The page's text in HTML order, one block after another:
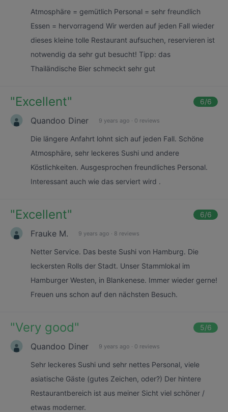
Atmosphäre = gemütlich Personal = sehr freundlich
Essen = hervorragend Wir werden auf jeden Fall wieder
dieses kleine tolle Restaurant aufsuchen, reservieren ist
notwendig da sehr gut besucht! Tipp: das
Thailändische Bier schmeckt sehr gut
"Excellent" 6/6
Quandoo Diner 9 years ago · 0 reviews
Die längere Anfahrt lohnt sich auf jeden Fall. Schöne
Atmosphäre, sehr leckeres Sushi und andere
Köstlichkeiten. Ausgesprochen freundliches Personal.
Interessant auch wie das serviert wird .
"Excellent" 6/6
Frauke M. 9 years ago · 8 reviews
Netter Service. Das beste Sushi von Hamburg. Die
leckersten Rolls der Stadt. Unser Stammlokal im
Hamburger Westen, in Blankenese. Immer wieder gerne!
Freuen uns schon auf den nächsten Besuch.
"Very good" 5/6
Quandoo Diner 9 years ago · 0 reviews
Sehr leckeres Sushi und sehr nettes Personal, viele
asiatische Gäste (gutes Zeichen, oder?) Der hintere
Restaurantbereich ist aus meiner Sicht viel schöner /
etwas moderner.